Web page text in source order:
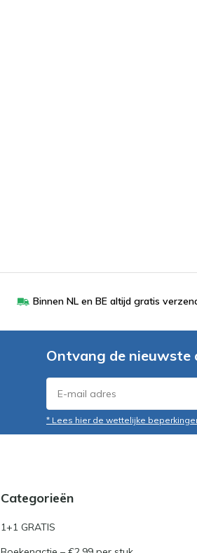
Binnen NL en BE altijd gratis
Ontvang de nieuwste
* Lees hier de wettelijke
Categorieën
1+1 GRATIS